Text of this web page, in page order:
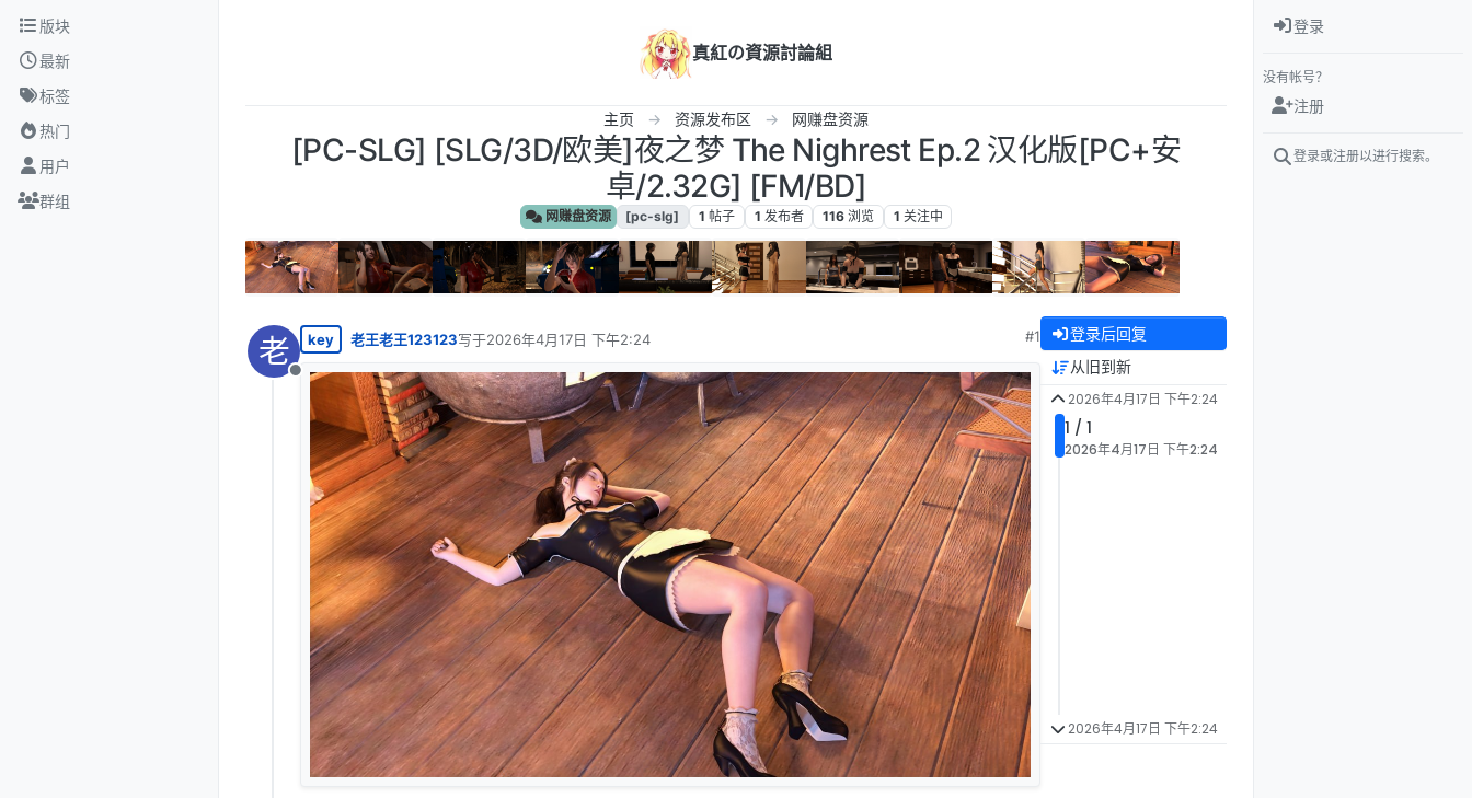
跳转至内容
版块
最新
标签
热门
用户
群组
真紅の資源討論組
主页 资源发布区 网赚盘资源
[PC-SLG] [SLG/3D/欧美]夜之梦 The Nighrest Ep.2 汉化版[PC+安
卓/2.32G] [FM/BD]
网赚盘资源 [pc-slg] 1 帖子 1 发布者 116 浏览 1 关注中
老
离线
key 老王老王123123写于2026年4月17日 下午2:24
最后由 编辑
#1 登录后回复
从旧到新
2026年4月17日 下午2:24
1 / 1
2026年4月17日 下午2:24
2026年4月17日 下午2:24
登录
没有帐号？
注册
登录或注册以进行搜索。